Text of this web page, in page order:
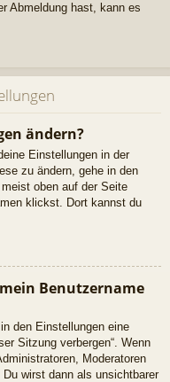
Abmeldung hast, kann es
ändern?
Einstellungen in der
zu ändern, gehe in den
oben auf der Seite
klickst. Dort kannst du
Benutzername
den Einstellungen eine
Sitzung verbergen“. Wenn
Moderatoren
wirst dann als unsichtbarer